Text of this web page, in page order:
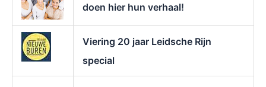
doen hier hun verhaal!
Viering 20 jaar Leidsche Rijn
special